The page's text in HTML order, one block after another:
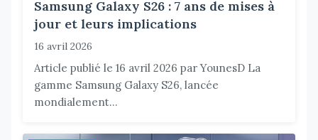
Samsung Galaxy S26 : 7 ans de mises à
jour et leurs implications
16 avril 2026
Article publié le 16 avril 2026 par YounesD La
gamme Samsung Galaxy S26, lancée
mondialement...